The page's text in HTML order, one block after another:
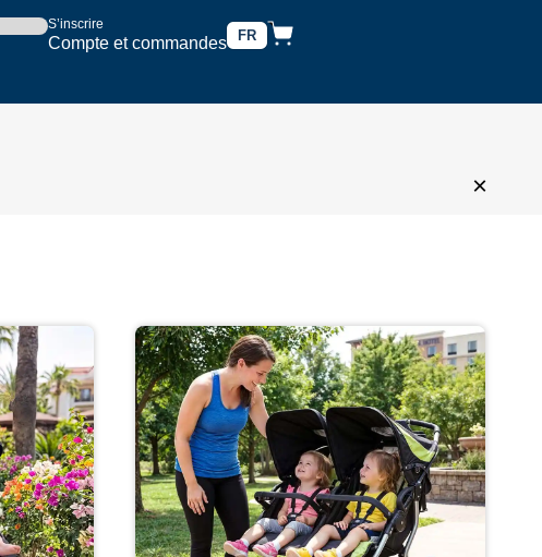
S’inscrire
Compte et commandes FR
×